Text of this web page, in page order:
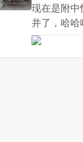
现在是附
并了，哈哈